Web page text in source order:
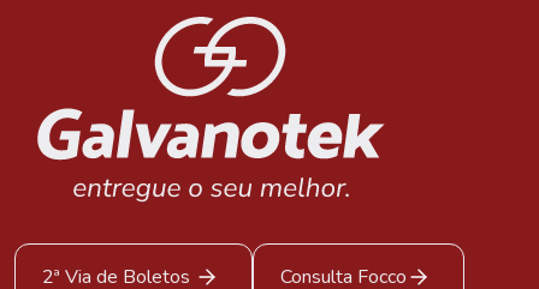
2ª Via de Boletos Consulta Focco